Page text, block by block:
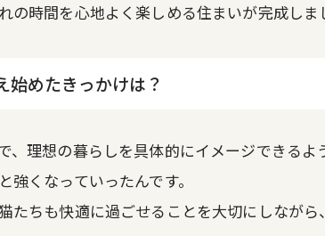
の時間を心地よく楽しめる住まいが完成しま
始めたきっかけは？
、理想の暮らしを具体的にイメージできる
強くなっていったんです。
たちも快適に過ごせることを大切にしながら